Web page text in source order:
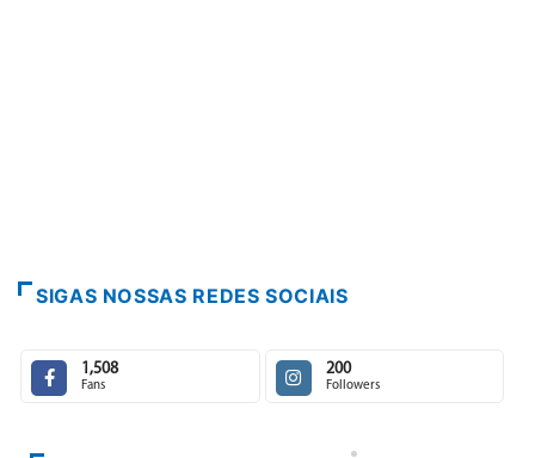
SIGAS NOSSAS REDES SOCIAIS
1,508
Fans
200
Followers